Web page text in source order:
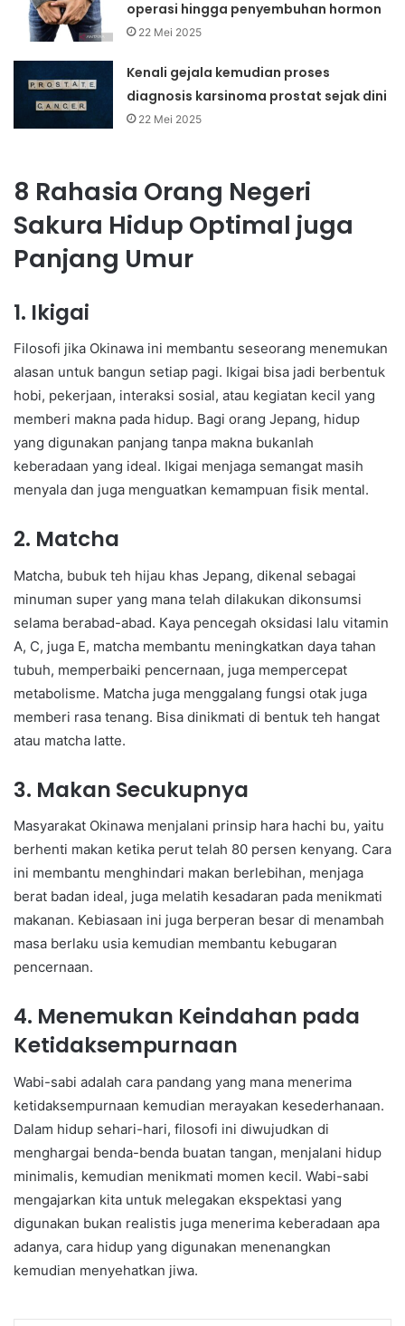
operasi hingga penyembuhan hormon
22 Mei 2025
Kenali gejala kemudian proses
diagnosis karsinoma prostat sejak dini
22 Mei 2025
8 Rahasia Orang Negeri
Sakura Hidup Optimal juga
Panjang Umur
1. Ikigai
Filosofi jika Okinawa ini membantu seseorang menemukan
alasan untuk bangun setiap pagi. Ikigai bisa jadi berbentuk
hobi, pekerjaan, interaksi sosial, atau kegiatan kecil yang
memberi makna pada hidup. Bagi orang Jepang, hidup
yang digunakan panjang tanpa makna bukanlah
keberadaan yang ideal. Ikigai menjaga semangat masih
menyala dan juga menguatkan kemampuan fisik mental.
2. Matcha
Matcha, bubuk teh hijau khas Jepang, dikenal sebagai
minuman super yang mana telah dilakukan dikonsumsi
selama berabad-abad. Kaya pencegah oksidasi lalu vitamin
A, C, juga E, matcha membantu meningkatkan daya tahan
tubuh, memperbaiki pencernaan, juga mempercepat
metabolisme. Matcha juga menggalang fungsi otak juga
memberi rasa tenang. Bisa dinikmati di bentuk teh hangat
atau matcha latte.
3. Makan Secukupnya
Masyarakat Okinawa menjalani prinsip hara hachi bu, yaitu
berhenti makan ketika perut telah 80 persen kenyang. Cara
ini membantu menghindari makan berlebihan, menjaga
berat badan ideal, juga melatih kesadaran pada menikmati
makanan. Kebiasaan ini juga berperan besar di menambah
masa berlaku usia kemudian membantu kebugaran
pencernaan.
4. Menemukan Keindahan pada
Ketidaksempurnaan
Wabi-sabi adalah cara pandang yang mana menerima
ketidaksempurnaan kemudian merayakan kesederhanaan.
Dalam hidup sehari-hari, filosofi ini diwujudkan di
menghargai benda-benda buatan tangan, menjalani hidup
minimalis, kemudian menikmati momen kecil. Wabi-sabi
mengajarkan kita untuk melegakan ekspektasi yang
digunakan bukan realistis juga menerima keberadaan apa
adanya, cara hidup yang digunakan menenangkan
kemudian menyehatkan jiwa.